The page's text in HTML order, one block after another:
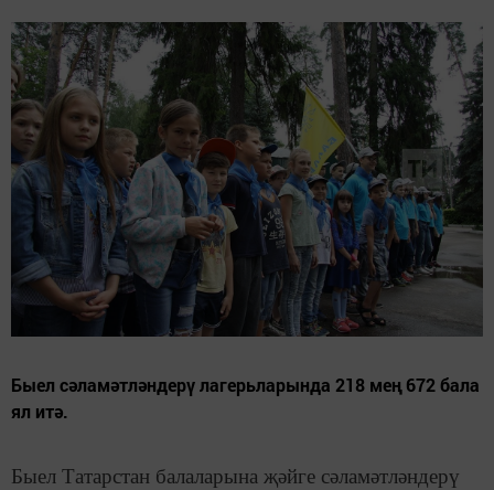
Быел сәламәтләндерү лагерьларында 218 мең 672 бала
ял итә.
Быел Татарстан балаларына җәйге сәламәтләндерү